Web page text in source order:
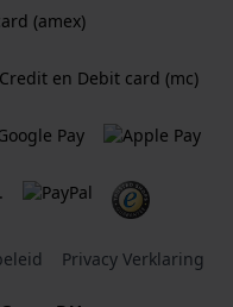
Privacy Verklaring